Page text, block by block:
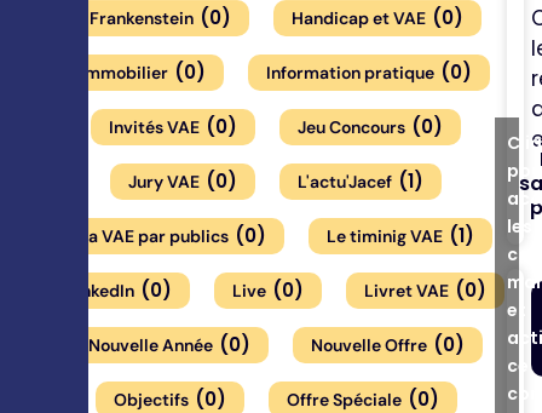
Frankenstein (0) Handicap et VAE (0)
Immobilier (0) Information pratique (0)
Invités VAE (0) Jeu Concours (0)
Jury VAE (0) L'actu'Jacef (1)
La VAE par publics (0) Le timinig VAE (1)
LinkedIn (0) Live (0) Livret VAE (0)
Nouvelle Année (0) Nouvelle Offre (0)
Objectifs (0) Offre Spéciale (0)
les
et
ce